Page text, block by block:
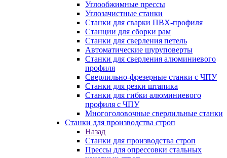
Углообжимные прессы
Углозачистные станки
Станки для сварки ПВХ-профиля
Станции для сборки рам
Станки для сверления петель
Автоматические шуруповерты
Станки для сверления алюминиевого
профиля
Сверлильно-фрезерные станки с ЧПУ
Станки для резки штапика
Станки для гибки алюминиевого
профиля с ЧПУ
Многоголовочные сверлильные станки
Станки для производства строп
Назад
Станки для производства строп
Прессы для опрессовки стальных